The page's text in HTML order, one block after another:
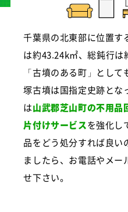
千葉県の北東部に位置す
は約43.24k㎡、総鈍行は
「古墳のある町」とし
塚古墳は国指定史跡とな
は山武郡芝山町の不用品
片付けサービスを強化し
品をどう処分すれば良い
ましたら、お電話やメー
せ下さい。